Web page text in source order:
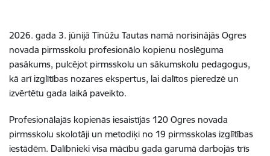
2026. gada 3. jūnijā Tīnūžu Tautas namā norisinājās Ogres
novada pirmsskolu profesionālo kopienu noslēguma
pasākums, pulcējot pirmsskolu un sākumskolu pedagogus,
kā arī izglītības nozares ekspertus, lai dalītos pieredzē un
izvērtētu gada laikā paveikto.
Profesionālajās kopienās iesaistījās 120 Ogres novada
pirmsskolu skolotāji un metodiķi no 19 pirmsskolas izglītības
iestādēm. Dalībnieki visa mācību gada garumā darbojās trīs